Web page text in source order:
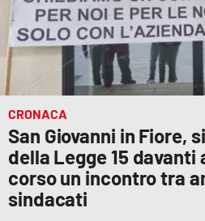
CRONACA
San Giovanni in Fiore,
della Legge 15 davanti
corso un incontro tra
sindacati